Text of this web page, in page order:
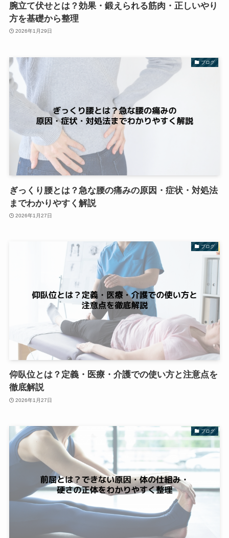
腕立て伏せとは？効果・鍛えられる筋肉・正しいやり
方を基礎から整理
2026年1月29日
ブログ
ぎっくり腰とは？急な腰の痛みの原因・症状・対処法
までわかりやすく解説
2026年1月27日
ブログ
仰臥位とは？定義・医療・介護での使い方と注意点を
徹底解説
2026年1月27日
ブログ